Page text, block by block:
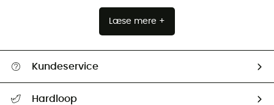
Læse mere +
Kundeservice
Hardloop